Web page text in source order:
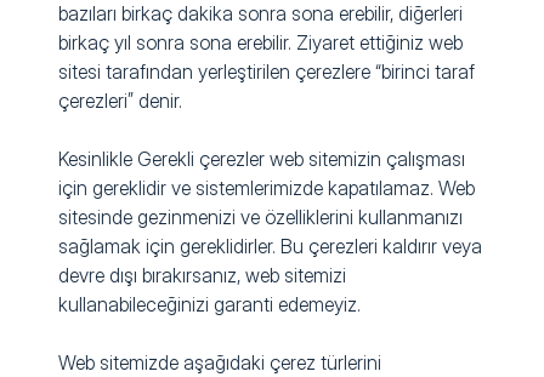
bazıları birkaç dakika sonra sona erebilir, diğerleri
birkaç yıl sonra sona erebilir. Ziyaret ettiğiniz web
sitesi tarafından yerleştirilen çerezlere “birinci taraf
çerezleri” denir.
Kesinlikle Gerekli çerezler web sitemizin çalışması
için gereklidir ve sistemlerimizde kapatılamaz. Web
sitesinde gezinmenizi ve özelliklerini kullanmanızı
sağlamak için gereklidirler. Bu çerezleri kaldırır veya
devre dışı bırakırsanız, web sitemizi
kullanabileceğinizi garanti edemeyiz.
Web sitemizde aşağıdaki çerez türlerini